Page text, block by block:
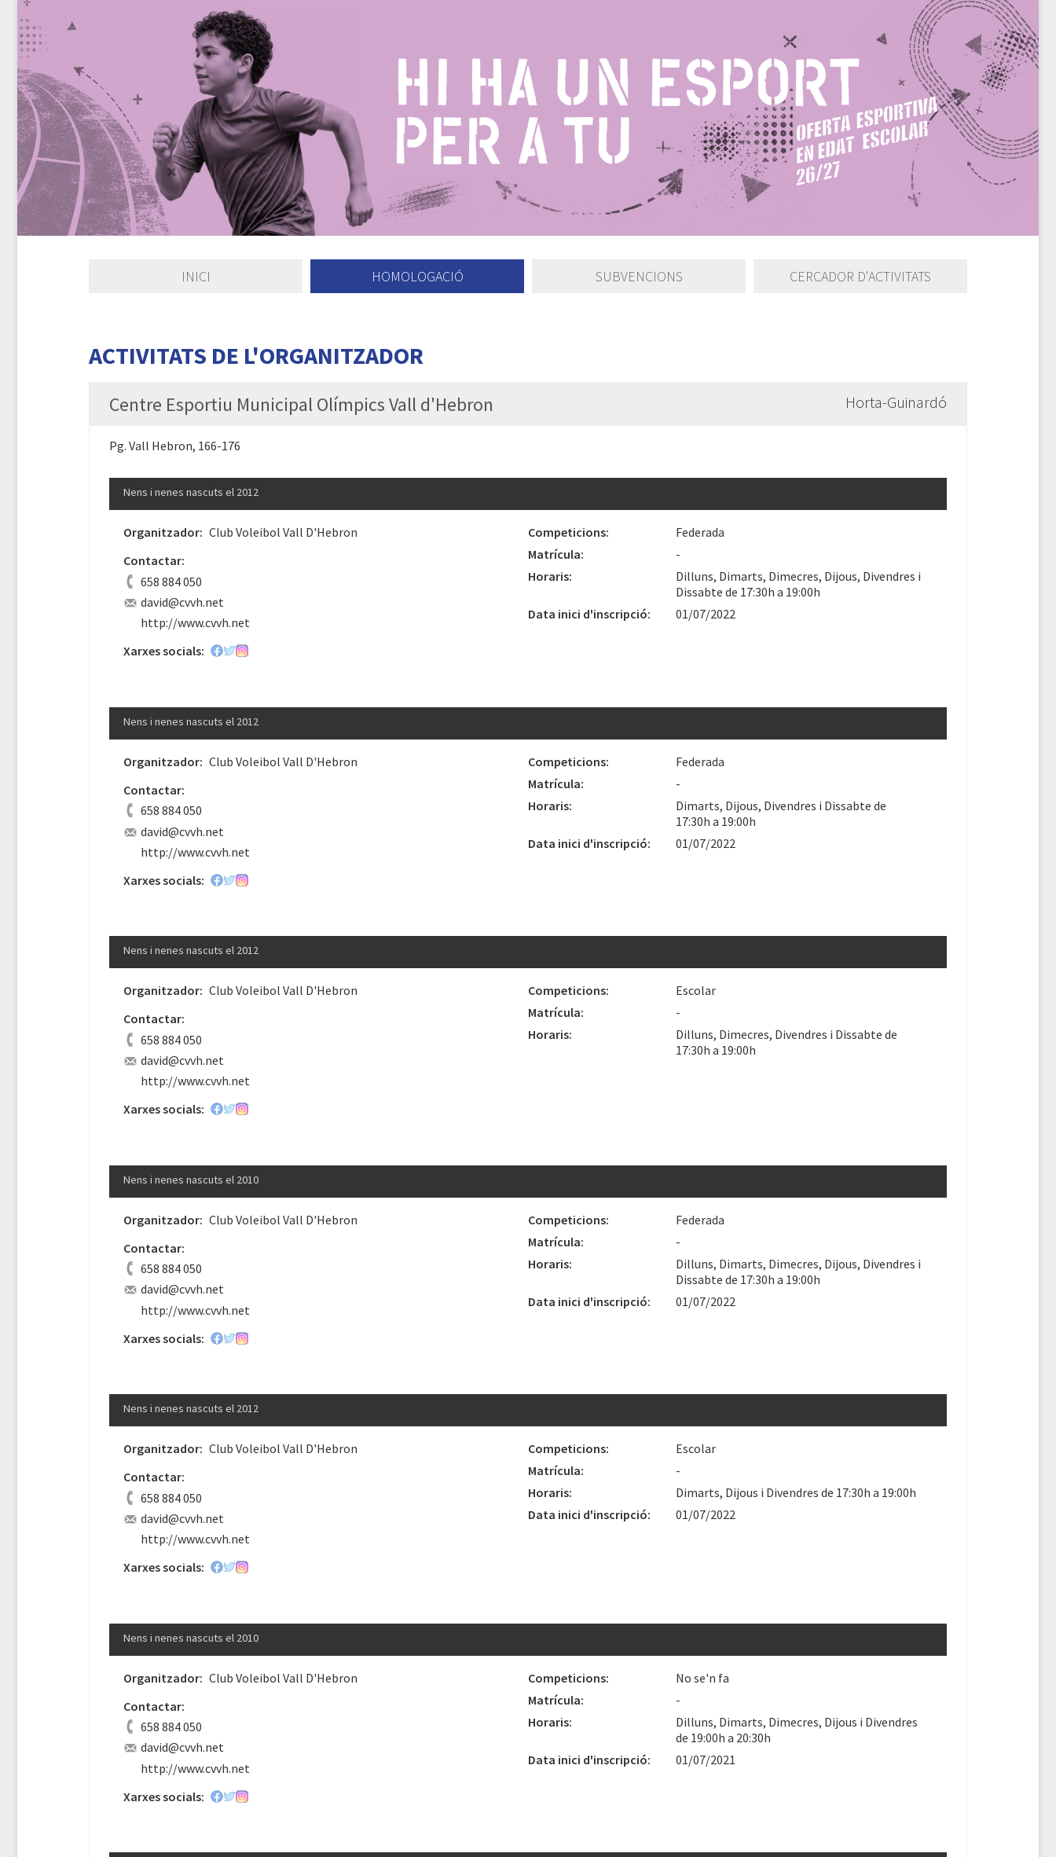
INICI HOMOLOGACIÓ SUBVENCIONS CERCADOR D'ACTIVITATS
ACTIVITATS DE L'ORGANITZADOR
Centre Esportiu Municipal Olímpics Vall d'Hebron Horta-Guinardó
Pg. Vall Hebron, 166-176
Nens i nenes nascuts el 2012
Organitzador: Club Voleibol Vall D'Hebron
Contactar:
658 884 050
david@cvvh.net
http://www.cvvh.net
Xarxes socials:
Competicions:
Federada
Matrícula:
-
Horaris:
Dilluns, Dimarts, Dimecres, Dijous, Divendres i
Dissabte de 17:30h a 19:00h
Data inici d'inscripció:
01/07/2022
Nens i nenes nascuts el 2012
Organitzador: Club Voleibol Vall D'Hebron
Contactar:
658 884 050
david@cvvh.net
http://www.cvvh.net
Xarxes socials:
Competicions:
Federada
Matrícula:
-
Horaris:
Dimarts, Dijous, Divendres i Dissabte de
17:30h a 19:00h
Data inici d'inscripció:
01/07/2022
Nens i nenes nascuts el 2012
Organitzador: Club Voleibol Vall D'Hebron
Contactar:
658 884 050
david@cvvh.net
http://www.cvvh.net
Xarxes socials:
Competicions:
Escolar
Matrícula:
-
Horaris:
Dilluns, Dimecres, Divendres i Dissabte de
17:30h a 19:00h
Nens i nenes nascuts el 2010
Organitzador: Club Voleibol Vall D'Hebron
Contactar:
658 884 050
david@cvvh.net
http://www.cvvh.net
Xarxes socials:
Competicions:
Federada
Matrícula:
-
Horaris:
Dilluns, Dimarts, Dimecres, Dijous, Divendres i
Dissabte de 17:30h a 19:00h
Data inici d'inscripció:
01/07/2022
Nens i nenes nascuts el 2012
Organitzador: Club Voleibol Vall D'Hebron
Contactar:
658 884 050
david@cvvh.net
http://www.cvvh.net
Xarxes socials:
Competicions:
Escolar
Matrícula:
-
Horaris:
Dimarts, Dijous i Divendres de 17:30h a 19:00h
Data inici d'inscripció:
01/07/2022
Nens i nenes nascuts el 2010
Organitzador: Club Voleibol Vall D'Hebron
Contactar:
658 884 050
david@cvvh.net
http://www.cvvh.net
Xarxes socials:
Competicions:
No se'n fa
Matrícula:
-
Horaris:
Dilluns, Dimarts, Dimecres, Dijous i Divendres
de 19:00h a 20:30h
Data inici d'inscripció:
01/07/2021